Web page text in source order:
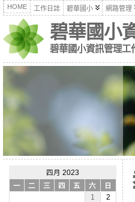
HOME 工作日誌 碧華國小 網路管理
碧華國小
碧華國小資訊管理工
四月 2023
一
二 三 四 五 六
日
1
2